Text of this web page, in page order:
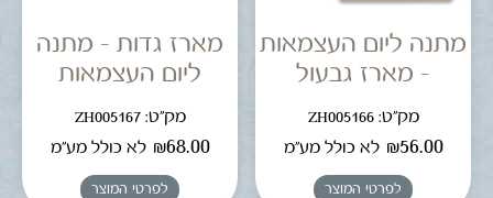
מתנה ליום העצמאות
– מארז גבעול
מק"ט: ZH005166
₪56.00 לא כולל מע"מ
לפרטי המוצר
מארז גדות – מתנה
ליום העצמאות
מק"ט: ZH005167
₪68.00 לא כולל מע"מ
לפרטי המוצר